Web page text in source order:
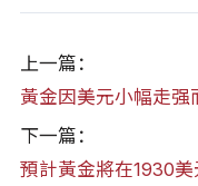
上一篇：
黃金因美元小幅走强
下一篇：
預計黃金將在1930